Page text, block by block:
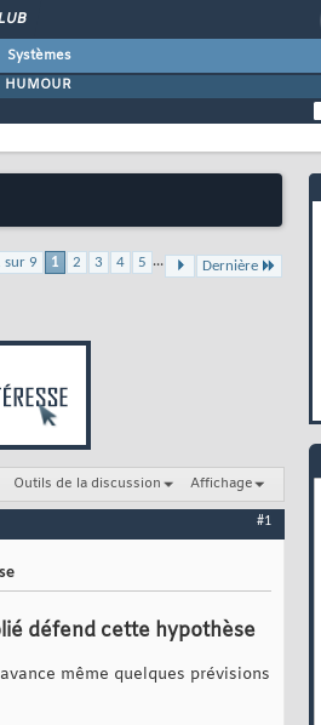
Systèmes
HUMOUR
sur 9 1 2 3 4 5 ... Dernière
Outils de la discussion Affichage
#1
défend cette hypothèse
même quelques prévisions